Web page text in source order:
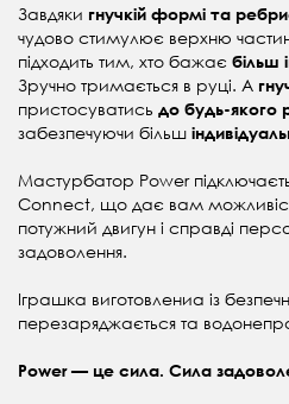
Завдяки гнучкій формі та
чудово стимулює верхню
підходить тим, хто бажає більш
Зручно тримається в руці. А
пристосуватись до будь-якого
забезпечуючи більш
Мастурбатор Power
Connect, що дає вам
потужний двигун і справді
задоволення.
Іграшка виготовлениа із
перезаряджається та
Power — це сила. Сила